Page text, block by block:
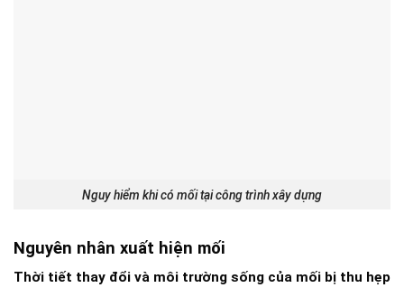
Nguy hiểm khi có mối tại công trình xây dựng
Nguyên nhân xuất hiện mối
Thời tiết thay đổi và môi trường sống của mối bị thu hẹp